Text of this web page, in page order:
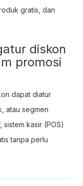
gratis, dan
diskon
promosi
dapat diatur
atau segmen
kasir (POS)
tanpa perlu